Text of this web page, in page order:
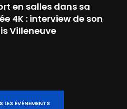
en salles dans sa
4K : interview de son
Villeneuve
LES ÉVÉNEMENTS